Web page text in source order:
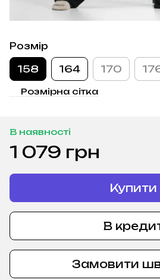
Розмір
158 164 170
Розмірна сітка
В наявності
1 079 грн
Купити
В
Замовити